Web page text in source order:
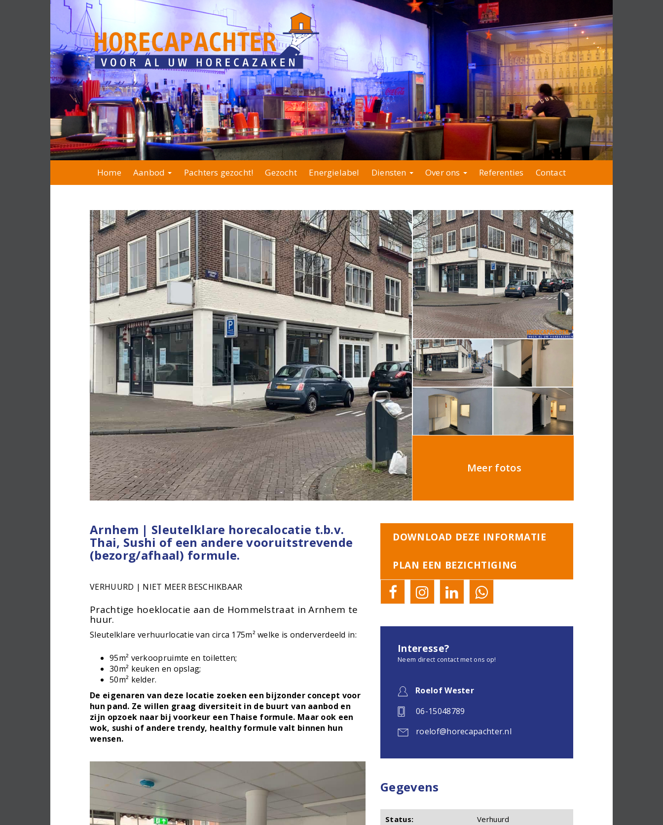
Home Aanbod Pachters gezocht! Gezocht Energielabel Diensten Over ons Referenties Contact
Meer fotos
Arnhem | Sleutelklare horecalocatie t.b.v.
Thai, Sushi of een andere vooruitstrevende
(bezorg/afhaal) formule.
VERHUURD | NIET MEER BESCHIKBAAR
Prachtige hoeklocatie aan de Hommelstraat in Arnhem te
huur.
Sleutelklare verhuurlocatie van circa 175m² welke is onderverdeeld in:
95m² verkoopruimte en toiletten;
30m² keuken en opslag;
50m² kelder.
De eigenaren van deze locatie zoeken een bijzonder concept voor
hun pand. Ze willen graag diversiteit in de buurt van aanbod en
zijn opzoek naar bij voorkeur een Thaise formule. Maar ook een
wok, sushi of andere trendy, healthy formule valt binnen hun
wensen.
DOWNLOAD DEZE INFORMATIE
PLAN EEN BEZICHTIGING
Interesse?
Neem direct contact met ons op!
Roelof Wester
06-15048789
roelof@horecapachter.nl
Gegevens
Status: Verhuurd